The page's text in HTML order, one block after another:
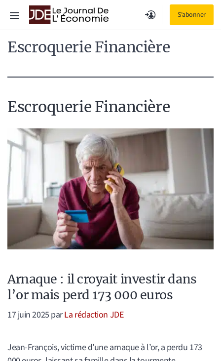
S'abonner
Menu
Escroquerie Financière
Escroquerie Financière
Arnaque : il croyait investir dans
l’or mais perd 173 000 euros
17 juin 2025 parLa rédaction JDE
Jean-François, victime d’une arnaque à l’or, a perdu 173